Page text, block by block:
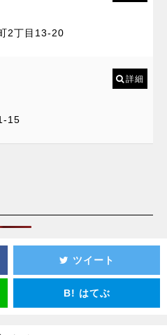
2丁目13-20
15
詳細
ツイート
B! はてぶ